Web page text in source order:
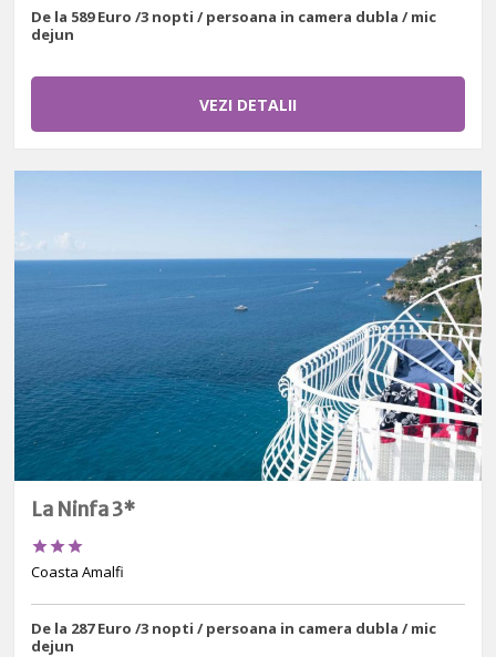
De la 589 Euro /3 nopti / persoana in camera dubla / mic
dejun
VEZI DETALII
La Ninfa 3*

Coasta Amalfi
De la 287 Euro /3 nopti / persoana in camera dubla / mic
dejun